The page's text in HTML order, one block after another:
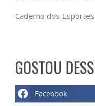
Caderno dos Esportes
GOSTOU
Facebook